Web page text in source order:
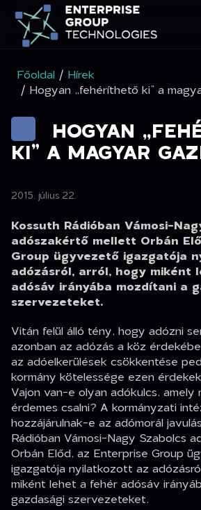
Főoldal / Hírek
/ Hogyan „fehéríthető ki” a
HOGYAN
KI” A MAGYAR
2015. július 22.
Kossuth Rádióban Vámosi-
adószakértő mellett Orbán
Group ügyvezető igazgatója
adózásról, arról, hogy miként
adósáv irányába mozdítani a
szervezeteket.
Vitán felül álló tény, hogy adózni
azonban az adózás a köz
az adóelkerülések csökkentése
kormány kötelessége ezen
Vajon van-e olyan adókulcs, amely
érdemes csalni? A kormányzati
hozzájárulnak-e az adómorál
Rádióban Vámosi-Nagy Szabolcs
Orbán Előd, az Enterprise Group
igazgatója nyilatkozott az
miként lehet a fehér adósáv
gazdasági szervezeteket.